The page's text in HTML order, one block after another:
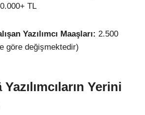
TL
Yazılımcı Maaşları: 2.500
göre değişmektedir)
Yerini